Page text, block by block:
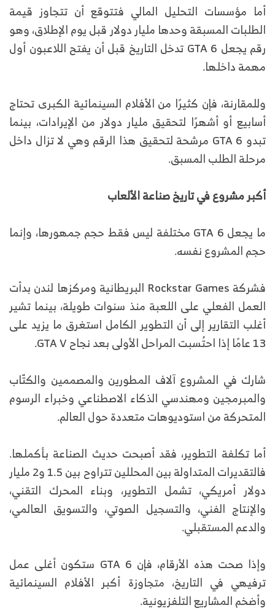
أما مؤسسات التحليل المالي فتتوقع أن تتجاوز قيمة
الطلبات المسبقة وحدها مليار دولار قبل يوم الإطلاق، وهو
رقم يجعل GTA 6 تدخل التاريخ قبل أن يفتح اللاعبون أول
مهمة داخلها.
وللمقارنة، فإن كثيرًا من الأفلام السينمائية الكبرى تحتاج
أسابيع أو أشهرًا لتحقيق مليار دولار من الإيرادات، بينما
تبدو GTA 6 مرشحة لتحقيق هذا الرقم وهي لا تزال داخل
مرحلة الطلب المسبق.
أكبر مشروع في تاريخ صناعة الألعاب
ما يجعل GTA 6 مختلفة ليس فقط حجم جمهورها، وإنما
حجم المشروع نفسه.
فشركة Rockstar Games البريطانية ومركزها لندن بدأت
العمل الفعلي على اللعبة منذ سنوات طويلة، بينما تشير
أغلب التقارير إلى أن التطوير الكامل استغرق ما يزيد على
13 عامًا إذا احتُسبت المراحل الأولى بعد نجاح GTA V.
شارك في المشروع آلاف المطورين والمصممين والكتّاب
والمبرمجين ومهندسي الذكاء الاصطناعي وخبراء الرسوم
المتحركة من استوديوهات متعددة حول العالم.
أما تكلفة التطوير، فقد أصبحت حديث الصناعة بأكملها.
فالتقديرات المتداولة بين المحللين تتراوح بين 1.5 و2 مليار
دولار أمريكي، تشمل التطوير، وبناء المحرك التقني،
والإنتاج الفني، والتسجيل الصوتي، والتسويق العالمي،
والدعم المستقبلي.
وإذا صحت هذه الأرقام، فإن GTA 6 ستكون أغلى عمل
ترفيهي في التاريخ، متجاوزة أكبر الأفلام السينمائية
وأضخم المشاريع التلفزيونية.